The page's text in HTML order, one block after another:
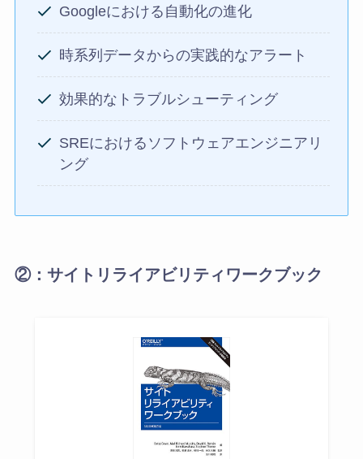
Googleにおける自動化の進化
時系列データからの実践的なアラート
効果的なトラブルシューティング
SREにおけるソフトウェアエンジニアリ
ング
②：サイトリライアビリティワークブック